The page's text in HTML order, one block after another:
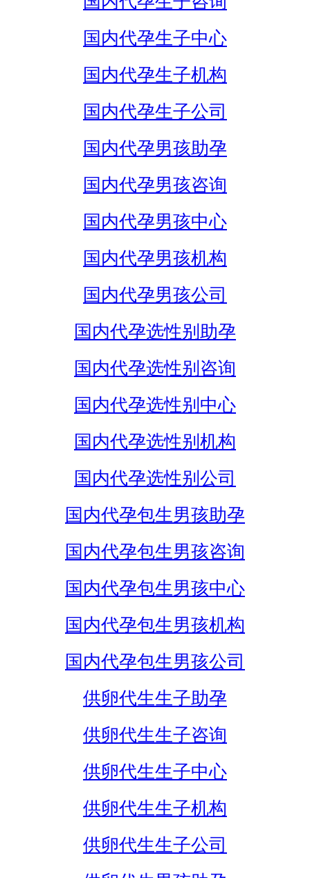
国内代孕生子中心
国内代孕生子机构
国内代孕生子公司
国内代孕男孩助孕
国内代孕男孩咨询
国内代孕男孩中心
国内代孕男孩机构
国内代孕男孩公司
国内代孕选性别助孕
国内代孕选性别咨询
国内代孕选性别中心
国内代孕选性别机构
国内代孕选性别公司
国内代孕包生男孩助孕
国内代孕包生男孩咨询
国内代孕包生男孩中心
国内代孕包生男孩机构
国内代孕包生男孩公司
供卵代生生子助孕
供卵代生生子咨询
供卵代生生子中心
供卵代生生子机构
供卵代生生子公司